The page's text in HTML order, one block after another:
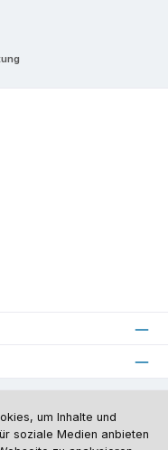
Vereinsrabatt
Kontakt
um Inhalte und
soziale Medien anbieten